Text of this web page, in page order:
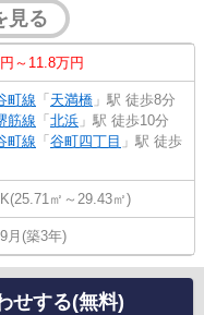
見る
～11.8万円
町線 「 天満橋 」駅 徒歩8分
筋線 「 北浜 」駅 徒歩10分
町線 「 谷町四丁目 」駅 徒歩
㎡～29.43㎡)
月(築3年)
せする(無料)